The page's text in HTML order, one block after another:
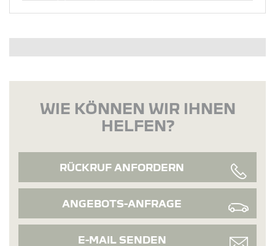
WIE KÖNNEN WIR IHNEN
HELFEN?
RÜCKRUF ANFORDERN
ANGEBOTS-ANFRAGE
E-MAIL SENDEN